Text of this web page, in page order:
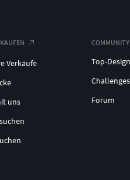
Verkäufe
uns
COMMUNITY
Top-
Challenges
Forum